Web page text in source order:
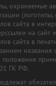
охраняемые
сайта в
на сайт
сайта в
названия
ГК РФ.